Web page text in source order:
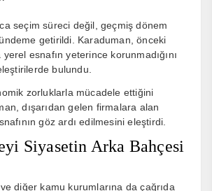
seçim süreci değil, geçmiş dönem
getirildi. Karaduman, önceki
esnafın yeterince korunmadığını
bulundu.
zorluklarla mücadele ettiğini
dışarıdan gelen firmalara alan
göz ardı edilmesini eleştirdi.
Siyasetin Arka Bahçesi
ve diğer kamu kurumlarına da çağrıda